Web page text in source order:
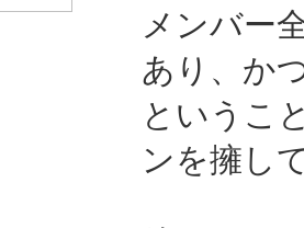
メンバー
あり、か
というこ
ンを擁し